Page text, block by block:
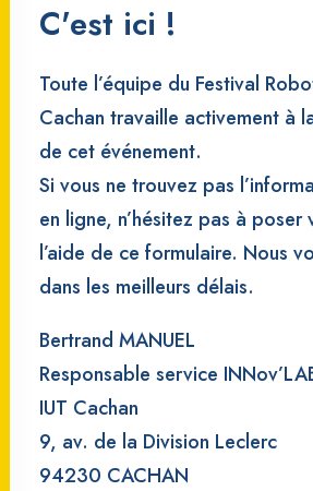
C'est ici !
Toute l’équipe du Festival
Cachan travaille activement à
de cet événement.
Si vous ne trouvez pas
en ligne, n’hésitez pas à
l’aide de ce formulaire. Nous
dans les meilleurs délais.
Bertrand MANUEL
Responsable service
IUT Cachan
9, av. de la Division Leclerc
94230 CACHAN